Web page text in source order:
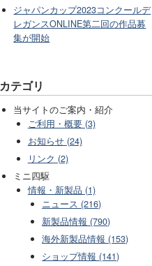
ジャパンカップ2023コンクールデ
レガンスONLINE第二回の作品募
集が開始
カテゴリ
当サイトのご案内・紹介
ご利用・概要 (3)
お知らせ (24)
リンク (2)
ミニ四駆
情報・新製品 (1)
ニュース (216)
新製品情報 (790)
海外新製品情報 (153)
ショップ情報 (141)